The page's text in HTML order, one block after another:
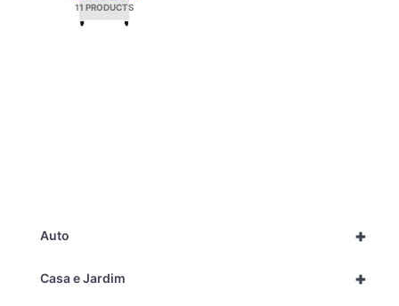
+
Auto
+
Casa e Jardim
11 PRODUCTS